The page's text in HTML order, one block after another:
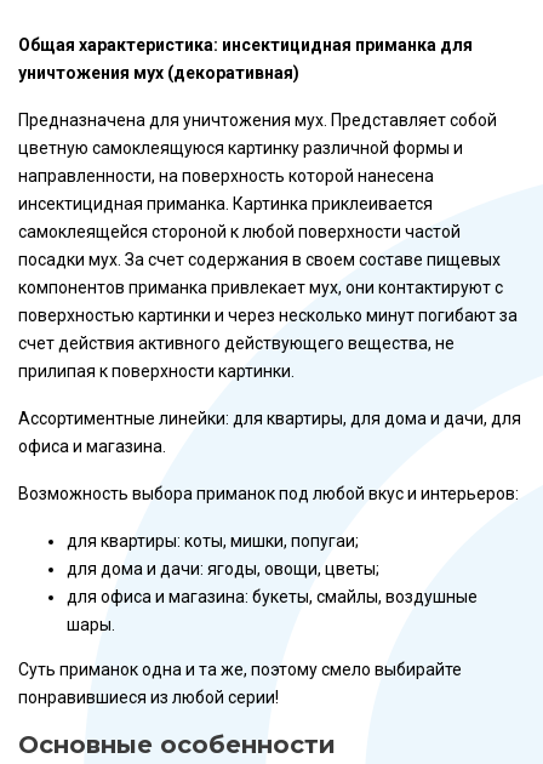
Общая характеристика: инсектицидная приманка для
уничтожения мух (декоративная)
Предназначена для уничтожения мух. Представляет собой
цветную самоклеящуюся картинку различной формы и
направленности, на поверхность которой нанесена
инсектицидная приманка. Картинка приклеивается
самоклеящейся стороной к любой поверхности частой
посадки мух. За счет содержания в своем составе пищевых
компонентов приманка привлекает мух, они контактируют с
поверхностью картинки и через несколько минут погибают за
счет действия активного действующего вещества, не
прилипая к поверхности картинки.
Ассортиментные линейки: для квартиры, для дома и дачи, для
офиса и магазина.
Возможность выбора приманок под любой вкус и интерьеров:
для квартиры: коты, мишки, попугаи;
для дома и дачи: ягоды, овощи, цветы;
для офиса и магазина: букеты, смайлы, воздушные
шары.
Суть приманок одна и та же, поэтому смело выбирайте
понравившиеся из любой серии!
Основные особенности